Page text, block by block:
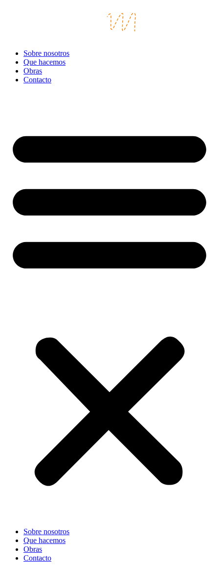
Sobre nosotros
Que hacemos
Obras
Contacto
Sobre nosotros
Que hacemos
Obras
Contacto